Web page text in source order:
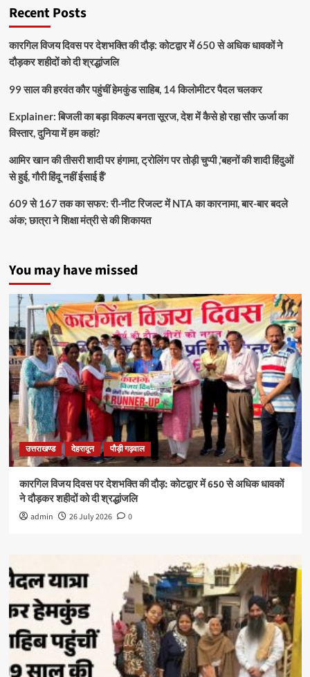
Recent Posts
कारगिल विजय दिवस पर देशभक्ति की दौड़: कोटद्वार में 650 से अधिक धावकों ने
दौड़कर शहीदों को दी श्रद्धांजलि
99 साल की हरवंत कौर पहुंचीं हेमकुंड साहिब, 14 किलोमीटर पैदल चलकर
Explainer: बिजली का बड़ा विकल्प बनता सूरज, देश में कैसे हो रहा सौर ऊर्जा का
विस्तार, दुनिया में हम कहां?
आमिर खान की तीसरी शादी पर हंगामा, ट्रोलिंग पर तोड़ी चुप्पी ,’बहनों की शादी हिंदुओं
से हुई, गौरी हिंदू नहीं ईसाई हैं’
609 से 167 तक का सफर: री-नीट रिजल्ट में NTA का कारनामा, बार-बार बदले
अंक; छात्रा ने शिक्षा मंत्री से की शिकायत
You may have missed
उत्तराखण्ड देहरादून पौड़ी गढ़वाल
कारगिल विजय दिवस पर देशभक्ति की दौड़: कोटद्वार में 650 से अधिक धावकों
ने दौड़कर शहीदों को दी श्रद्धांजलि
admin 26 July 2026 0